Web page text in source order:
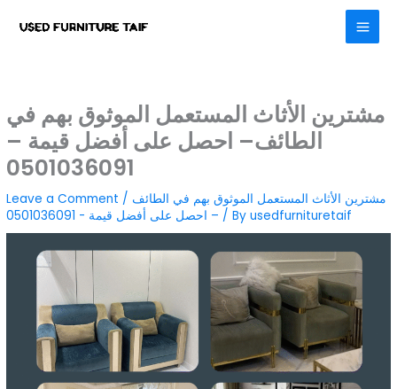
مشترين الأثاث المستعمل الموثوق بهم في
الطائف– احصل على أفضل قيمة –
0501036091
Leave a Comment / مشترين الأثاث المستعمل الموثوق بهم في الطائف
– احصل على أفضل قيمة - 0501036091 / Byusedfurnituretaif